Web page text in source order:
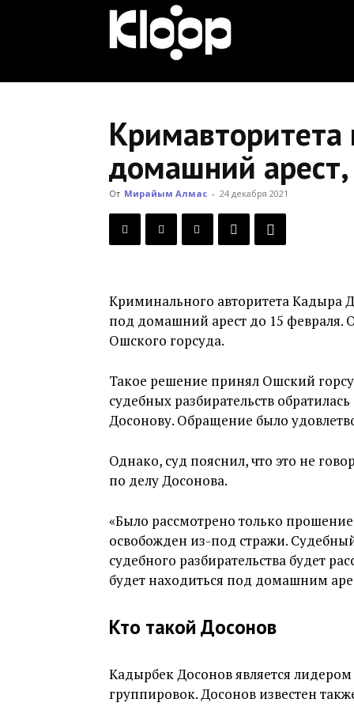
Новости
Кыргызстана
домашний
От Мирайым Алмас - 24 декабря 2021
Криминального авторитета Кадыра
под домашний арест до 15 февраля.
Ошского горсуда.
Такое решение принял Ошский
судебных разбирательств
Досонову. Обращение было
Однако, суд пояснил, что это не
по делу Досонова.
«Было рассмотрено только
освобожден из-под стражи.
судебного разбирательства будет
будет находиться под домашним
Кто такой Досонов
Кадырбек Досонов является
группировок. Досонов известен